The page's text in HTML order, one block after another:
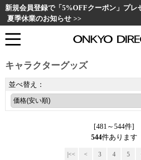
新規会員登録で「5%OFFクーポン」プレ
夏季休業のお知らせ >>
キャラクターグッズ
並べ替え：
[481～544件]
544件あります
|<< < 3 4 5